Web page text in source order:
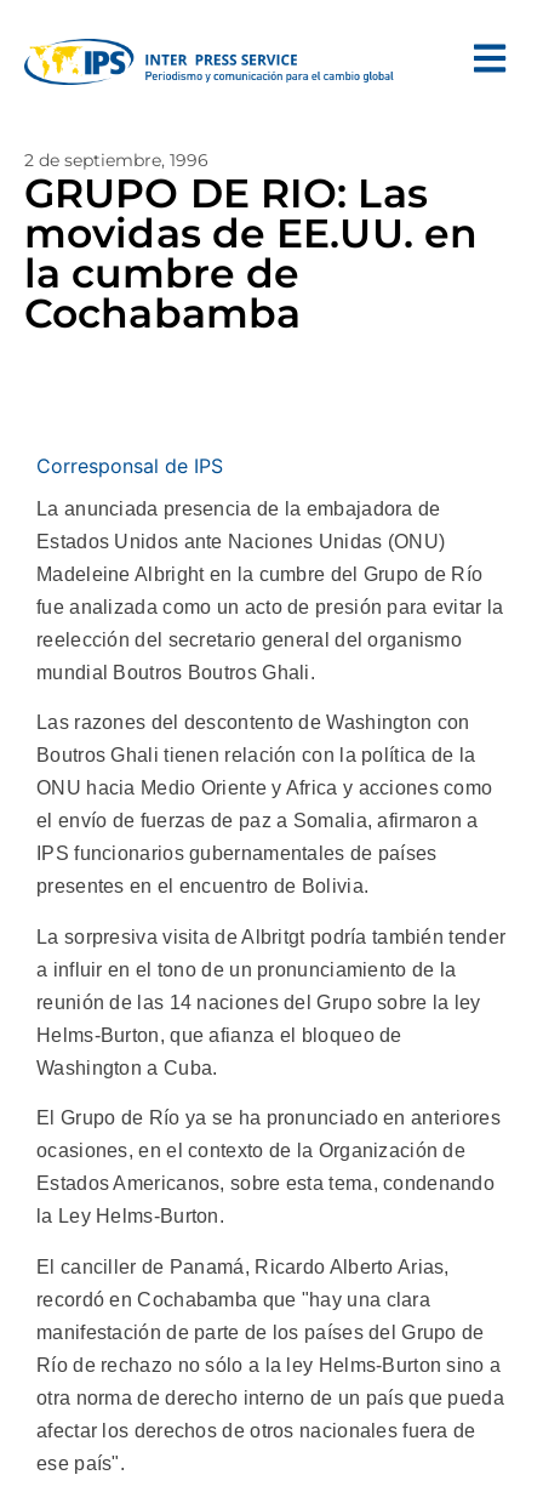
2 de septiembre, 1996
GRUPO DE RIO: Las
movidas de EE.UU. en
la cumbre de
Cochabamba
Corresponsal de IPS
La anunciada presencia de la embajadora de
Estados Unidos ante Naciones Unidas (ONU)
Madeleine Albright en la cumbre del Grupo de Río
fue analizada como un acto de presión para evitar la
reelección del secretario general del organismo
mundial Boutros Boutros Ghali.
Las razones del descontento de Washington con
Boutros Ghali tienen relación con la política de la
ONU hacia Medio Oriente y Africa y acciones como
el envío de fuerzas de paz a Somalia, afirmaron a
IPS funcionarios gubernamentales de países
presentes en el encuentro de Bolivia.
La sorpresiva visita de Albritgt podría también tender
a influir en el tono de un pronunciamiento de la
reunión de las 14 naciones del Grupo sobre la ley
Helms-Burton, que afianza el bloqueo de
Washington a Cuba.
El Grupo de Río ya se ha pronunciado en anteriores
ocasiones, en el contexto de la Organización de
Estados Americanos, sobre esta tema, condenando
la Ley Helms-Burton.
El canciller de Panamá, Ricardo Alberto Arias,
recordó en Cochabamba que "hay una clara
manifestación de parte de los países del Grupo de
Río de rechazo no sólo a la ley Helms-Burton sino a
otra norma de derecho interno de un país que pueda
afectar los derechos de otros nacionales fuera de
ese país".